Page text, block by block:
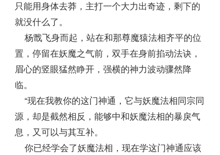
只能用身体去莽，主打一个大力出奇迹，剩下的
就没什么了。
杨戬飞身而起，站在和那尊魔猿法相齐平的位
置，停留在妖魔之气前，双手在身前掐动法诀，
眉心的竖眼猛然睁开，强横的神力波动骤然降
临。
“现在我教你的这门神通，它与妖魔法相同宗同
源，却是截然相反，能够中和妖魔法相的暴戾气
息，又可以与其互补。
你已经学会了妖魔法相，现在学这门神通应该